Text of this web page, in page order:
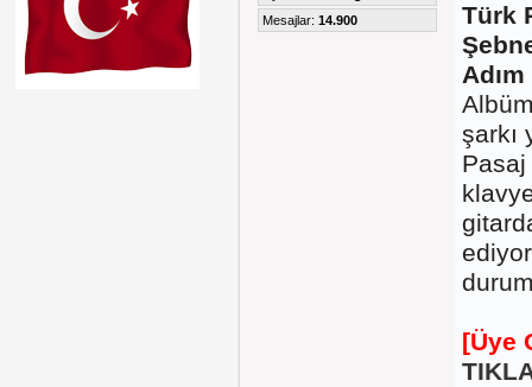
Mesajlar: 14.900
Türk
şarkı
[Üye